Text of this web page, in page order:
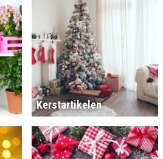
Kerstartikelen